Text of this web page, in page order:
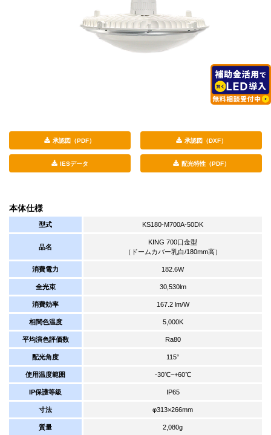
承認図（PDF） 承認図（DXF）
IESデータ 配光特性（PDF）
本体仕様
型式 KS180-M700A-50DK
品名
KING 700口金型
（ドームカバー乳白/180mm高）
消費電力 182.6W
全光束 30,530lm
消費効率 167.2 lm/W
相関色温度 5,000K
平均演色評価数 Ra80
配光角度 115°
使用温度範囲 -30℃~+60℃
IP保護等級 IP65
寸法 φ313×266mm
質量 2,080g